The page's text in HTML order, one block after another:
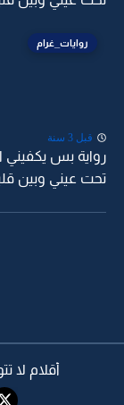
روايات_غرام
قبل 3 سنة
بس يكفيني انك
عيني وبين قلبي -2
أقلام لا تتوقف عن